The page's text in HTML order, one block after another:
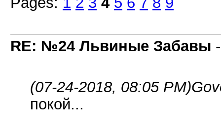
RE: №24 Львиные Забавы
(07-24-2018, 08:05 PM)
покой...